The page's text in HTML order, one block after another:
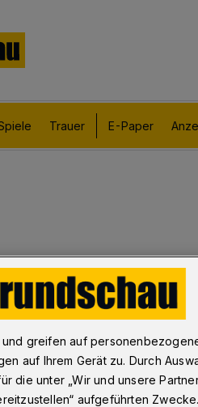
Trauer E-Paper
greifen auf
auf Ihrem Gerät zu. Durch
die unter „Wir und unsere
aufgeführten